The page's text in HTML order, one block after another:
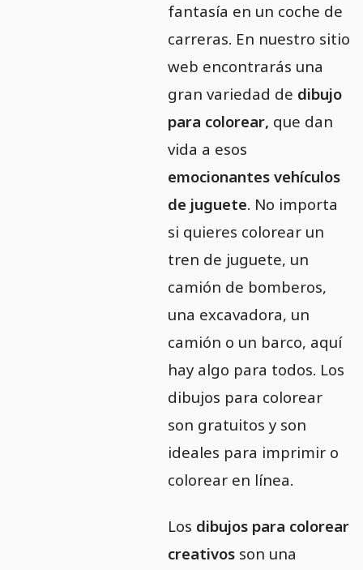
fantasía en un coche de
carreras. En nuestro sitio
web encontrarás una
gran variedad de dibujo
para colorear, que dan
vida a esos
emocionantes vehículos
de juguete. No importa
si quieres colorear un
tren de juguete, un
camión de bomberos,
una excavadora, un
camión o un barco, aquí
hay algo para todos. Los
dibujos para colorear
son gratuitos y son
ideales para imprimir o
colorear en línea.
Los dibujos para colorear
creativos son una